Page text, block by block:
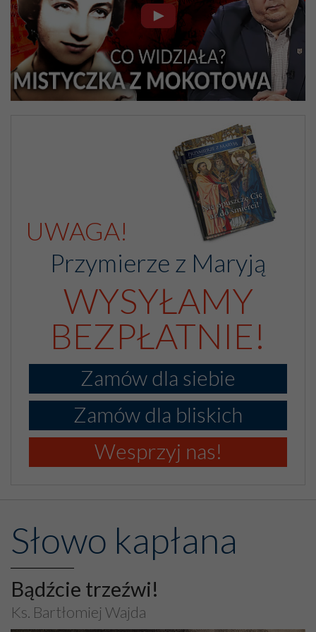
nawet samo doświadczenie życia, z którego widać, że
właśnie w młodzieży występki przeciw obyczajności nie
są tyle następstwem braku znajomości rzeczy, ile przede
wszystkim słabości woli wystawionej na
niebezpieczeństwa i niewspieranej środkami łaski.
W tej tak bardzo delikatnej materii, jeżeli, zważywszy
odpowiednim czasie ze strony tych, którym Bóg dał
wychowawcze posłannictwo i łaskę stanu, okazałoby się
konieczne, należy zachować wszelką ostrożność, dobrze
znaną tradycyjnemu chrześcijańskiemu wychowaniu.
Źródło: www.ekai.pl/dokumenty/encyklika-divini-illius-
magistri/. Tytuł pochodzi od Redakcji.
UWAGA!
Przymierze z Maryją
WYSYŁAMY
BEZPŁATNIE!
Zamów dla siebie
Zamów dla bliskich
Wesprzyj nas!
Słowo kapłana
Bądźcie trzeźwi!
Ks. Bartłomiej Wajda